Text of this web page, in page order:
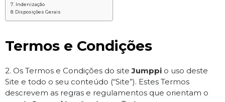
Indenização
Disposições Gerais
Termos e Condições
2. Os Termos e Condições do siteJumppi o uso deste
Site e todo o seu conteúdo (“Site”). Estes Termos
descrevem as regras e regulamentos que orientam o